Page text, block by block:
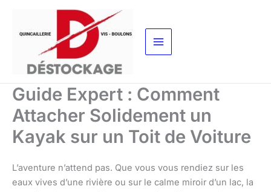
contenu
Guide Expert : Comment
Attacher Solidement un
Kayak sur un Toit de Voiture
L’aventure n’attend pas. Que vous vous rendiez sur les
eaux vives d’une rivière ou sur le calme miroir d’un lac, la